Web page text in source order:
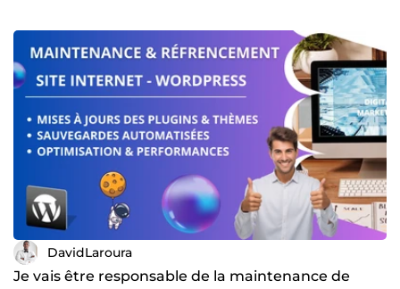
DavidLaroura
Je vais être responsable de la maintenance de